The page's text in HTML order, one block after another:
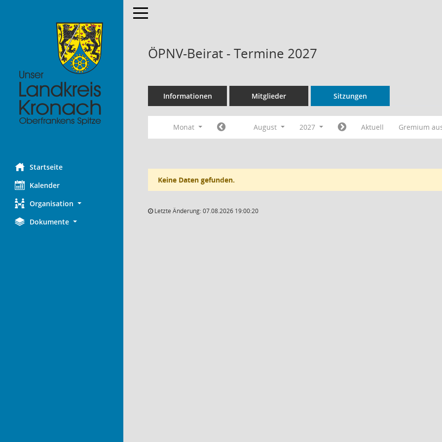
Startseite
Kalender
Organisation
Dokumente
Toggle navigation
ÖPNV-Beirat - Termine 2027
Informationen Mitglieder Sitzungen
Monat August 2027 Aktuell Gremium
Keine Daten gefunden.
Letzte Änderung: 07.08.2026 19:00:20